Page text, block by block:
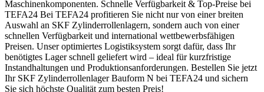
Maschinenkomponenten. Schnelle Verfügbarkeit & Top-Preise bei
TEFA24 Bei TEFA24 profitieren Sie nicht nur von einer breiten
Auswahl an SKF Zylinderrollenlagern, sondern auch von einer
schnellen Verfügbarkeit und international wettbewerbsfähigen
Preisen. Unser optimiertes Logistiksystem sorgt dafür, dass Ihr
benötigtes Lager schnell geliefert wird – ideal für kurzfristige
Instandhaltungen und Produktionsanforderungen. Bestellen Sie jetzt
Ihr SKF Zylinderrollenlager Bauform N bei TEFA24 und sichern
Sie sich höchste Qualität zum besten Preis!